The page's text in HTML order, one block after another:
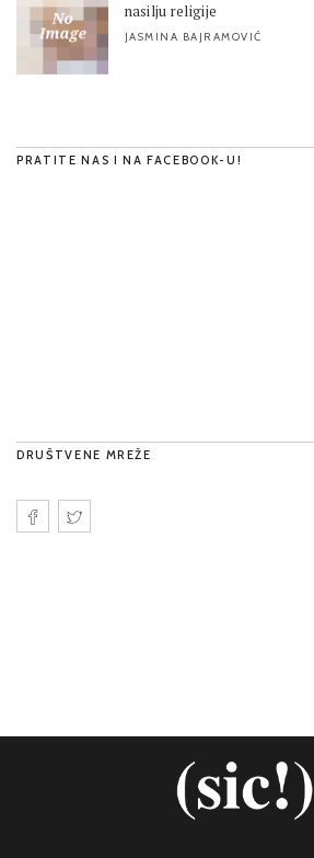
nasilju religije
JASMINA BAJRAMOVIĆ
PRATITE NAS I NA FACEBOOK-U!
DRUŠTVENE MREŽE